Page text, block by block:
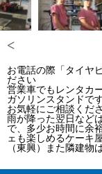
お電話の際「タイヤ
ださい
営業車でもレンタカ
ガソリンスタンドで
お気軽にご相談くだ
雨が降った翌日など
で、多少お時間に余
ェも楽しめるケーキ
（東興）また隣建物